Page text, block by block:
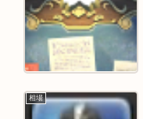
相場